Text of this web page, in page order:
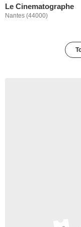
Le Cinematographe
Nantes (44000)